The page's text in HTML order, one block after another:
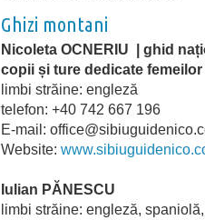
Ghizi montani
Nicoleta OCNERIU | ghid
copii și ture dedicate femeilor
limbi străine: engleză
telefon: +40 742 667 196
E-mail:
Website:
Iulian PĂNESCU
limbi străine: engleză,